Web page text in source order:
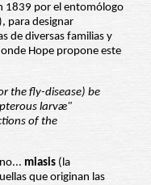
1839 por el entomólogo
para designar
de diversas familias y
Hope propone este
the fly-disease) be
larvæ"
of the
miasis (la
que originan las